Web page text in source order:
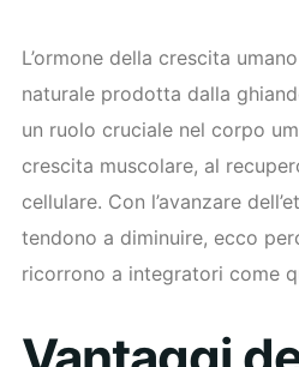
L’ormone della crescita
naturale prodotta dalla
un ruolo cruciale nel corpo
crescita muscolare, al
cellulare. Con l’avanzare
tendono a diminuire, ecco
ricorrono a integratori come